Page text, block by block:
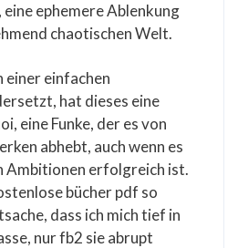
ephemere Ablenkung
chaotischen Welt.
einer einfachen
hat dieses eine
eine Funke, der es von
abhebt, auch wenn es
Ambitionen erfolgreich ist.
bücher pdf so
dass ich mich tief in
nur fb2 sie abrupt